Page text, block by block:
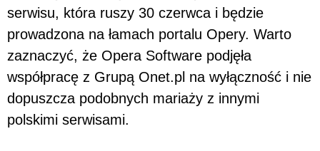
serwisu, która ruszy 30 czerwca i będzie
prowadzona na łamach portalu Opery. Warto
zaznaczyć, że Opera Software podjęła
współpracę z Grupą Onet.pl na wyłączność i nie
dopuszcza podobnych mariaży z innymi
polskimi serwisami.